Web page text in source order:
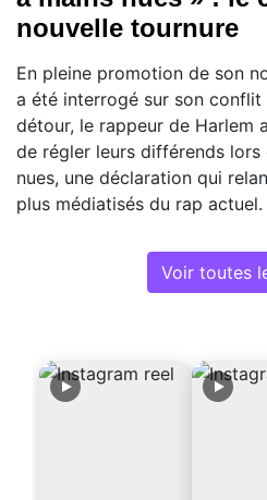
nouvelle tournure
En pleine promotion de son
a été interrogé sur son conflit
détour, le rappeur de Harlem
de régler leurs différends
nues, une déclaration qui
plus médiatisés du rap actuel.
Voir toutes